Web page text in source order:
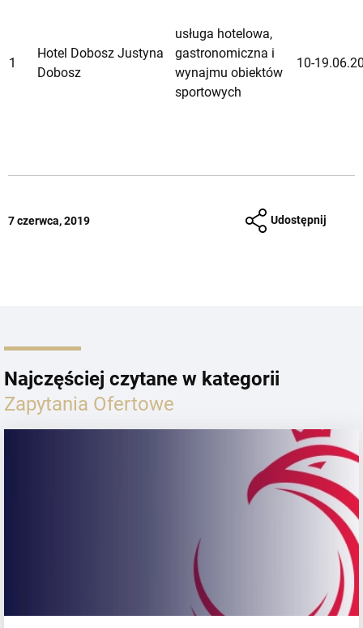
1
Hotel Dobosz Justyna
Dobosz
usługa hotelowa,
gastronomiczna i
wynajmu obiektów
sportowych
10-
7 czerwca, 2019 Udostępnij
Najczęściej czytane w kategorii
Zapytania Ofertowe